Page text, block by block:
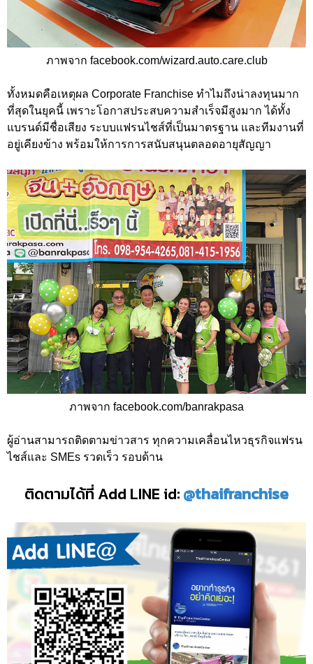
ภาพจาก facebook.com/wizard.auto.care.club
ทั้งหมดคือเหตุผล Corporate Franchise ทำไมถึงน่าลงทุนมาก
ที่สุดในยุคนี้ เพราะโอกาสประสบความสำเร็จมีสูงมาก ได้ทั้ง
แบรนด์มีชื่อเสียง ระบบแฟรนไชส์ที่เป็นมาตรฐาน และทีมงานที่
อยู่เคียงข้าง พร้อมให้การการสนับสนุนตลอดอายุสัญญา
ภาพจาก facebook.com/banrakpasa
ผู้อ่านสามารถติดตามข่าวสาร ทุกความเคลื่อนไหวธุรกิจแฟรน
ไชส์และ SMEs รวดเร็ว รอบด้าน
ติดตามได้ที่ Add LINE id:@thaifranchise